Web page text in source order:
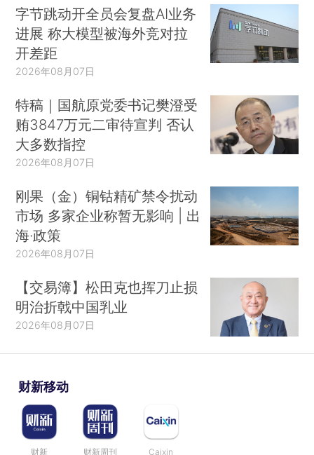
字节跳动开全员会复盘AI业务
进展 称大模型被海外竞对拉
开差距
2026年08月07日
特稿｜国航原党委书记樊澄受
贿3847万元二审待宣判 否认
大多数指控
2026年08月07日
刚果（金）铜钴精矿禁令扰动
市场 多家企业称暂无影响 | 出
海·政策
2026年08月07日
【交易簿】松田克也挥刀止损
明治折戟中国乳业
2026年08月07日
财新移动
财新 财新周刊 Caixin